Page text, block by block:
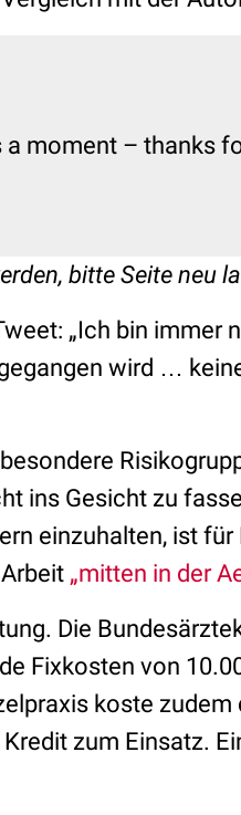
a moment – thanks
bitte Seite neu
„Ich bin immer
wird …
ins Gesicht zu
einzuhalten, ist
„mitten in der
Die
Fixkosten von
koste
zum Einsatz.